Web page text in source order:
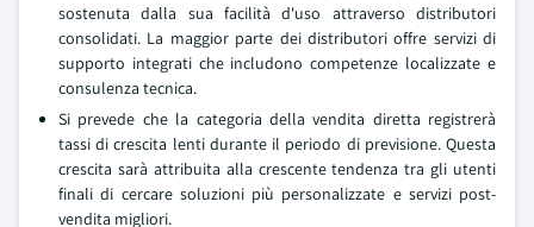
sostenuta dalla sua facilità d'uso attraverso distributori
consolidati. La maggior parte dei distributori offre servizi di
supporto integrati che includono competenze localizzate e
consulenza tecnica.
Si prevede che la categoria della vendita diretta registrerà
tassi di crescita lenti durante il periodo di previsione. Questa
crescita sarà attribuita alla crescente tendenza tra gli utenti
finali di cercare soluzioni più personalizzate e servizi post-
vendita migliori.